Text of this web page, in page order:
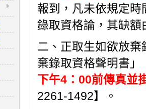
報到，凡未依規定
錄取資格論，其缺
二、正取生如欲放
棄錄取資格聲明書」
下午4 ： 00前傳真並
2261-1492】。